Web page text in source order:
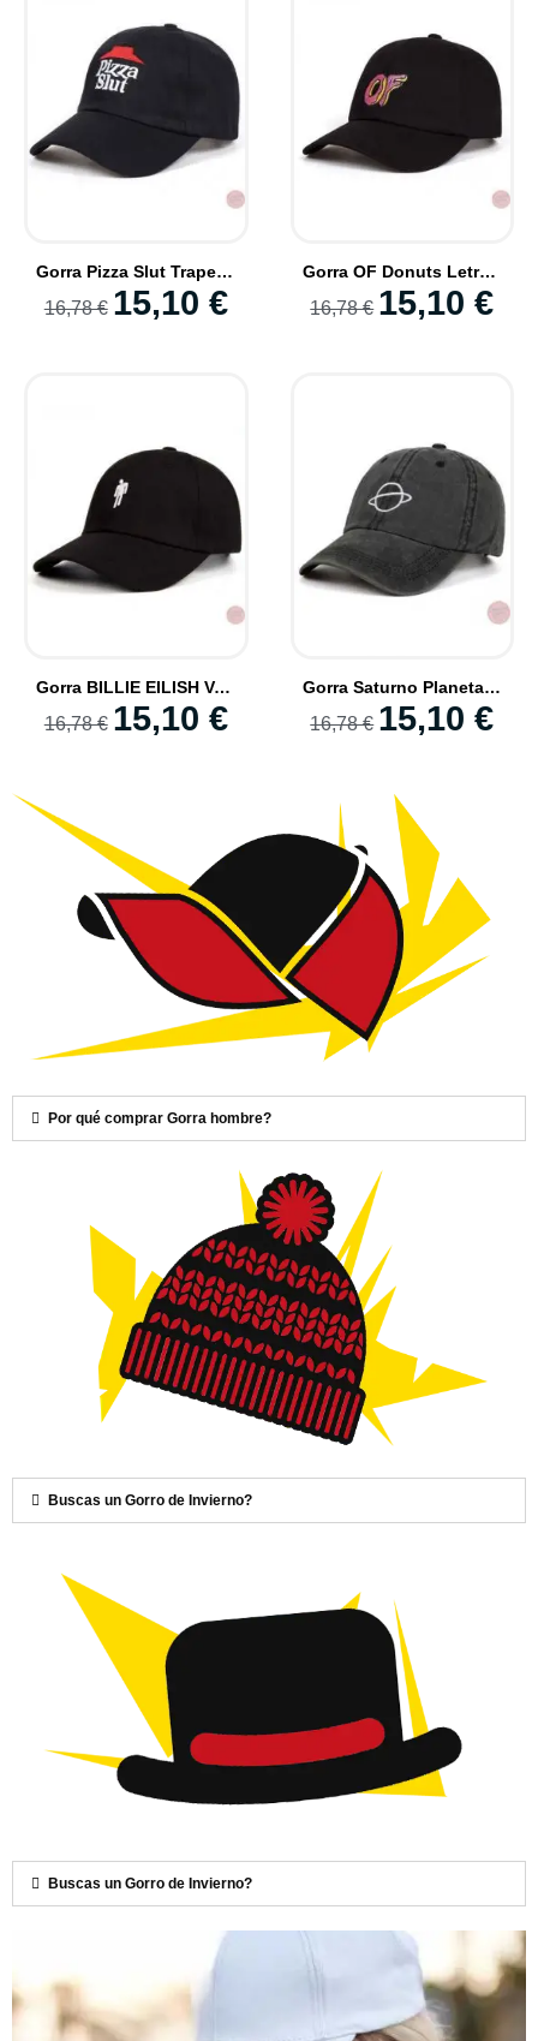
Gorra Pizza Slut Traper Style Moda Casual Beisbol Nueva
16,78 € 15,10 €
Gorra OF Donuts Letras Type Trap Style Jovenes Influencers
16,78 € 15,10 €
Gorra BILLIE EILISH Verano Nueva Moda TRAP Style Mujer y Hombre
16,78 € 15,10 €
Gorra Saturno Planeta Bordado Modelos ASTRO Casual Verano
16,78 € 15,10 €
Por qué comprar Gorra hombre?
Buscas un Gorro de Invierno?
Buscas un Gorro de Invierno?